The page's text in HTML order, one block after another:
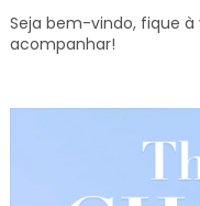
Seja bem-vindo, fique
acompanhar!